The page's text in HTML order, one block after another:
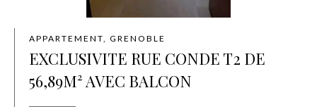
APPARTEMENT, GRENOBLE
EXCLUSIVITE RUE CONDE T2 DE
56,89M² AVEC BALCON